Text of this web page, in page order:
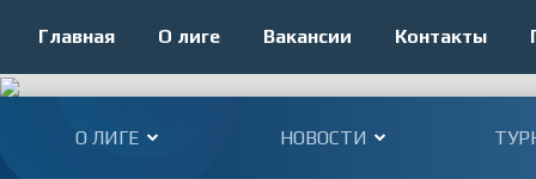
Главная О лиге Вакансии Контакты
О ЛИГЕ НОВОСТИ